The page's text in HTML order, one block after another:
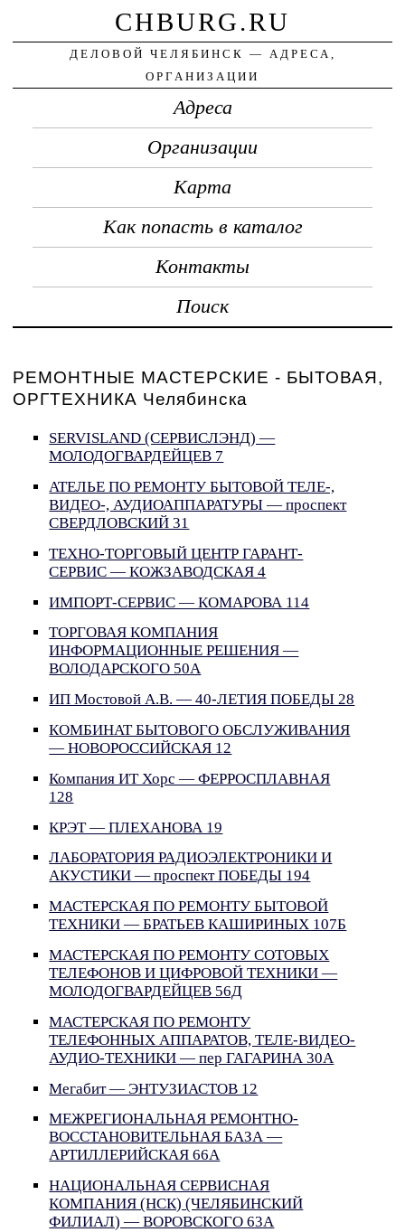
CHBURG.RU
ДЕЛОВОЙ ЧЕЛЯБИНСК — АДРЕСА,
ОРГАНИЗАЦИИ
Адреса
Организации
Карта
Как попасть в каталог
Контакты
Поиск
РЕМОНТНЫЕ МАСТЕРСКИЕ - БЫТОВАЯ,
ОРГТЕХНИКА Челябинска
SERVISLAND (СЕРВИСЛЭНД) —
МОЛОДОГВАРДЕЙЦЕВ 7
АТЕЛЬЕ ПО РЕМОНТУ БЫТОВОЙ ТЕЛЕ-,
ВИДЕО-, АУДИОАППАРАТУРЫ — проспект
СВЕРДЛОВСКИЙ 31
ТЕХНО-ТОРГОВЫЙ ЦЕНТР ГАРАНТ-
СЕРВИС — КОЖЗАВОДСКАЯ 4
ИМПОРТ-СЕРВИС — КОМАРОВА 114
ТОРГОВАЯ КОМПАНИЯ
ИНФОРМАЦИОННЫЕ РЕШЕНИЯ —
ВОЛОДАРСКОГО 50А
ИП Мостовой А.В. — 40-ЛЕТИЯ ПОБЕДЫ 28
КОМБИНАТ БЫТОВОГО ОБСЛУЖИВАНИЯ
— НОВОРОССИЙСКАЯ 12
Компания ИТ Хорс — ФЕРРОСПЛАВНАЯ
128
КРЭТ — ПЛЕХАНОВА 19
ЛАБОРАТОРИЯ РАДИОЭЛЕКТРОНИКИ И
АКУСТИКИ — проспект ПОБЕДЫ 194
МАСТЕРСКАЯ ПО РЕМОНТУ БЫТОВОЙ
ТЕХНИКИ — БРАТЬЕВ КАШИРИНЫХ 107Б
МАСТЕРСКАЯ ПО РЕМОНТУ СОТОВЫХ
ТЕЛЕФОНОВ И ЦИФРОВОЙ ТЕХНИКИ —
МОЛОДОГВАРДЕЙЦЕВ 56Д
МАСТЕРСКАЯ ПО РЕМОНТУ
ТЕЛЕФОННЫХ АППАРАТОВ, ТЕЛЕ-ВИДЕО-
АУДИО-ТЕХНИКИ — пер ГАГАРИНА 30А
Мегабит — ЭНТУЗИАСТОВ 12
МЕЖРЕГИОНАЛЬНАЯ РЕМОНТНО-
ВОССТАНОВИТЕЛЬНАЯ БАЗА —
АРТИЛЛЕРИЙСКАЯ 66А
НАЦИОНАЛЬНАЯ СЕРВИСНАЯ
КОМПАНИЯ (НСК) (ЧЕЛЯБИНСКИЙ
ФИЛИАЛ) — ВОРОВСКОГО 63А